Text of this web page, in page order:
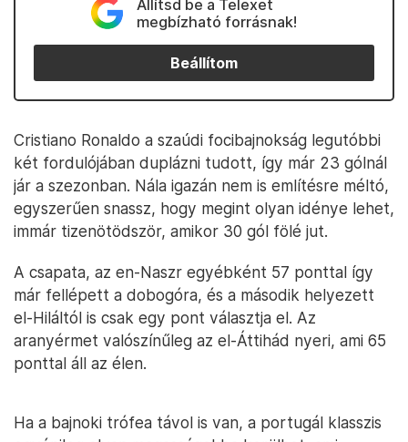
Állítsd be a Telexet
megbízható forrásnak!
Beállítom
Cristiano Ronaldo a szaúdi focibajnokság legutóbbi
két fordulójában duplázni tudott, így már 23 gólnál
jár a szezonban. Nála igazán nem is említésre méltó,
egyszerűen snassz, hogy megint olyan idénye lehet,
immár tizenötödször, amikor 30 gól fölé jut.
A csapata, az en-Naszr egyébként 57 ponttal így
már fellépett a dobogóra, és a második helyezett
el-Hiláltól is csak egy pont választja el. Az
aranyérmet valószínűleg az el-Áttihád nyeri, ami 65
ponttal áll az élen.
Ha a bajnoki trófea távol is van, a portugál klasszis